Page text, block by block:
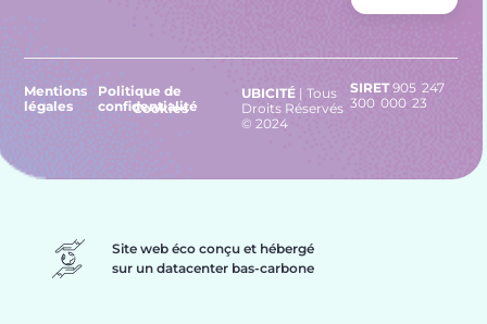
Mentions
légales
Politique de
confidentialité
Cookies
UBICITÉ| Tous
Droits Réservés
© 2024
SIRET905 247
300 000 23
Site web éco conçu et hébergé
sur un datacenter bas-carbone